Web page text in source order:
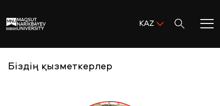
KAZ
Басты бет
Біздің қызметкерлер